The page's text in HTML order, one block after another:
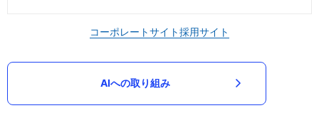
コーポレートサイト採用サイト
AIへの取り組み